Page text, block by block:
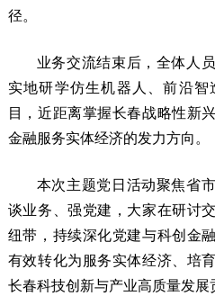
径。
业务交流结束后，全体人
实地研学仿生机器人、前沿
目，近距离掌握长春战略性新
金融服务实体经济的发力方向。
本次主题党日活动聚焦省
谈业务、强党建，大家在研讨
纽带，持续深化党建与科创金
有效转化为服务实体经济、培
长春科技创新与产业高质量发展